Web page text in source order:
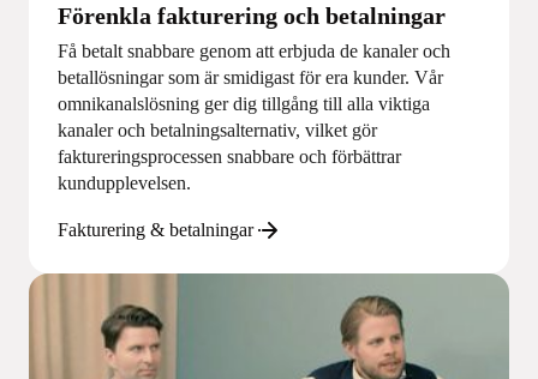
Förenkla fakturering och betalningar
Få betalt snabbare genom att erbjuda de kanaler och
betallösningar som är smidigast för era kunder. Vår
omnikanalslösning ger dig tillgång till alla viktiga
kanaler och betalningsalternativ, vilket gör
faktureringsprocessen snabbare och förbättrar
kundupplevelsen.
Fakturering & betalningar